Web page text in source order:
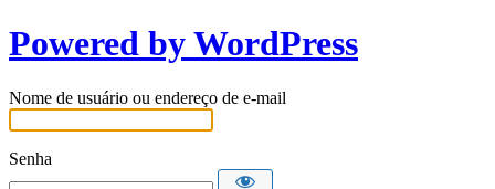
Powered by WordPress
Nome de usuário ou endereço de e-mail
Senha